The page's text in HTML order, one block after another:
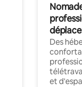
Des
et